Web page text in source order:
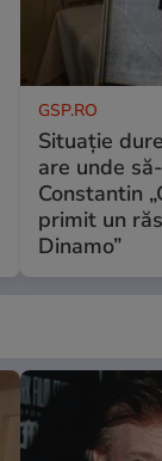
GSP.RO
Situație
are unde
Constantin
primit un
Dinamo”